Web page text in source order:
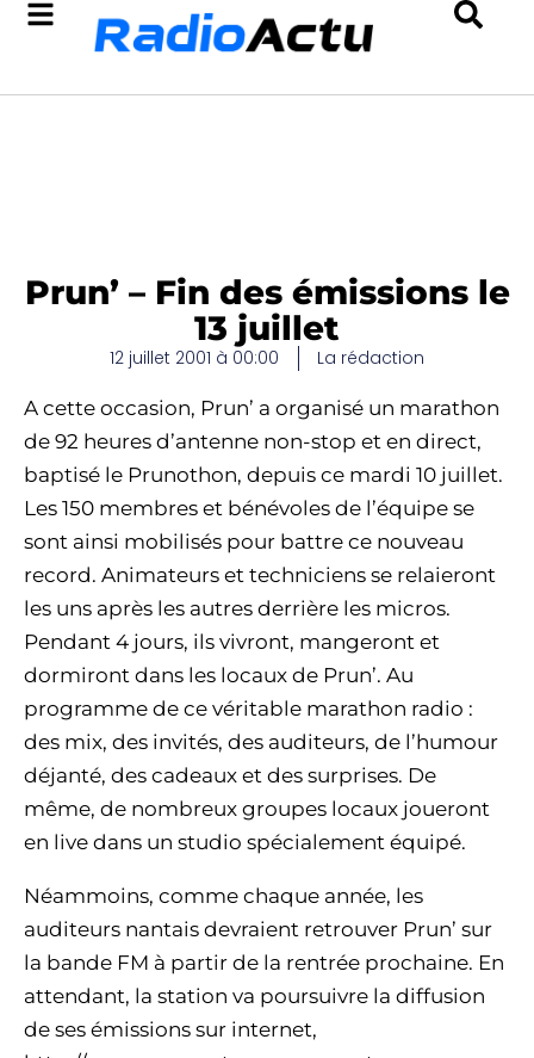
Prun’ – Fin des émissions le
13 juillet
12 juillet 2001 à 00:00 La rédaction
A cette occasion, Prun’ a organisé un marathon
de 92 heures d’antenne non-stop et en direct,
baptisé le Prunothon, depuis ce mardi 10 juillet.
Les 150 membres et bénévoles de l’équipe se
sont ainsi mobilisés pour battre ce nouveau
record. Animateurs et techniciens se relaieront
les uns après les autres derrière les micros.
Pendant 4 jours, ils vivront, mangeront et
dormiront dans les locaux de Prun’. Au
programme de ce véritable marathon radio :
des mix, des invités, des auditeurs, de l’humour
déjanté, des cadeaux et des surprises. De
même, de nombreux groupes locaux joueront
en live dans un studio spécialement équipé.
Néammoins, comme chaque année, les
auditeurs nantais devraient retrouver Prun’ sur
la bande FM à partir de la rentrée prochaine. En
attendant, la station va poursuivre la diffusion
de ses émissions sur internet,